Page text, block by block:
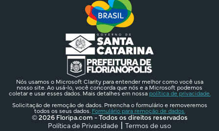
Nós usamos o Microsoft Clarity para entender melhor como você usa
nosso site. Ao usá-lo, você concorda que nós e a Microsoft podemos
coletar e usar esses dados. Mais detalhes em nossa política de privacidade.
Solicitação de remoção de dados. Preencha o formulário e removeremos
todos os seus dados. Formulário para remoção de dados.
© 2026 Floripa.com - Todos os direitos reservados
Política de Privacidade
Termos de uso